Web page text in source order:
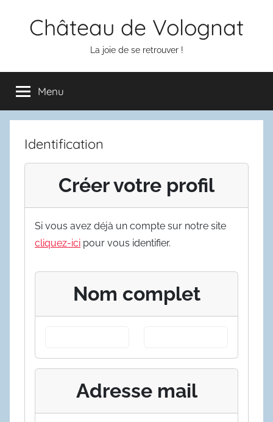
Château de Volognat
La joie de se retrouver !
Menu
Identification
Créer votre profil
Si vous avez déjà un compte sur notre site
cliquez-ici pour vous identifier.
Nom complet
Adresse mail